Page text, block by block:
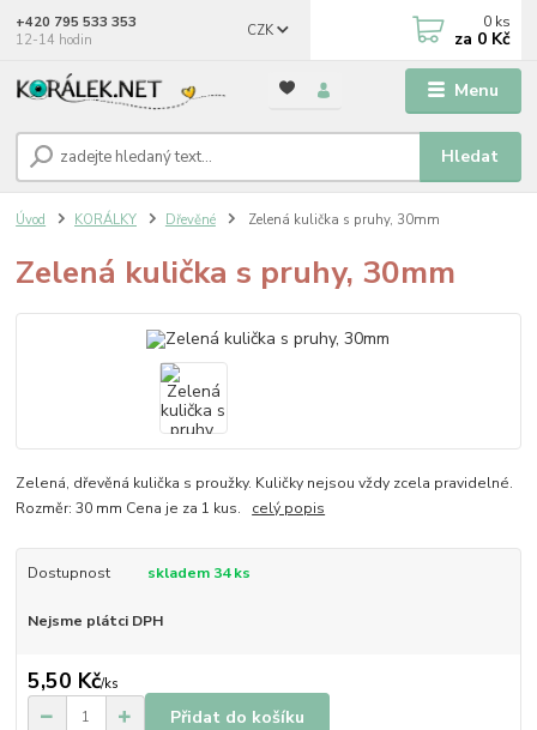
Menu
CZK
Hledat
+420 795 533 353
12-14 hodin
0 ks
za 0 Kč
Úvod KORÁLKY Dřevěné Zelená kulička s pruhy, 30mm
Zelená kulička s pruhy, 30mm
Zelená, dřevěná kulička s proužky. Kuličky nejsou vždy zcela pravidelné.
Rozměr: 30 mm Cena je za 1 kus. celý popis
Dostupnost skladem 34 ks
Nejsme plátci DPH
5,50 Kč/ks
Přidat do košíku